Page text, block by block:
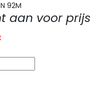
92M
aan voor prijs